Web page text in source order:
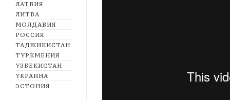
ЛАТВИЯ
ЛИТВА
МОЛДАВИЯ
РОССИЯ
ТАДЖИКИСТАН
ТУРКМЕНИЯ
УЗБЕКИСТАН
УКРАИНА
ЭСТОНИЯ